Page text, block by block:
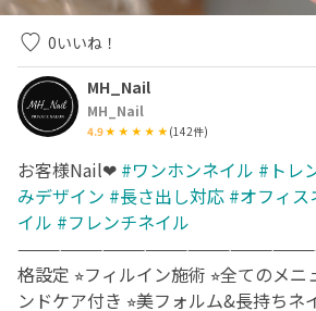
0いいね！
MH_Nail
MH_Nail
4.9 (142件)
お客様Nail❤︎ #ワンホンネイル #トレ
みデザイン #長さ出し対応 #オフィス
イル #フレンチネイル
———————————————————————
格設定 ⭐︎フィルイン施術 ⭐︎全てのメ
ンドケア付き ⭐︎美フォルム&長持ちネ